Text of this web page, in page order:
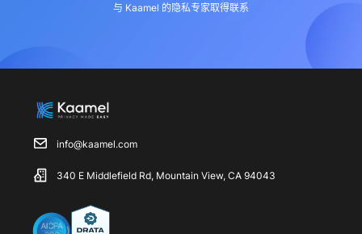
与 Kaamel 的隐私专家取得联系
info@kaamel.com
340 E Middlefield Rd, Mountain View, CA 94043